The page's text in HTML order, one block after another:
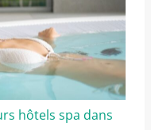
hôtels spa dans